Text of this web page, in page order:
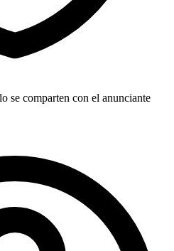
se comparten con el anunciante